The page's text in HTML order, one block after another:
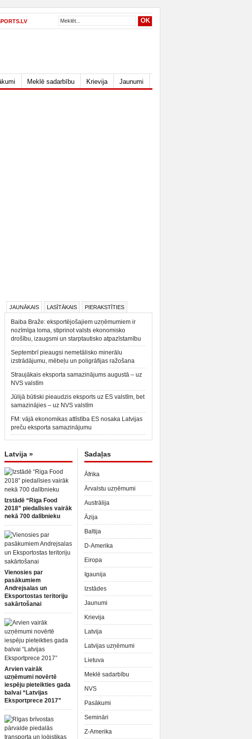
Meklē sadarbību Krievija Jaunumi
JAUNĀKAIS LASĪTĀKAIS PIERAKSTĪTIES
Baiba Braže: eksportējošajiem uzņēmumiem ir
nozīmīga loma, stiprinot valsts ekonomisko
drošību, izaugsmi un starptautisko atpazīstamību
Septembrī pieaugsi nemetālisko minerālu
izstrādājumu, mēbeļu un poligrāfijas ražošana
Straujākais eksporta samazinājums augustā – uz
NVS valstīm
Jūlijā būtiski pieaudzis eksports uz ES valstīm, bet
samazinājies – uz NVS valstīm
FM: vājā ekonomikas attīstība ES nosaka Latvijas
preču eksporta samazinājumu
Latvija »
Izstādē “Riga Food
2018” piedalīsies vairāk
nekā 700 dalībnieku
Vienosies par
pasākumiem
Andrejsalas un
Eksportostas teritoriju
sakārtošanai
Arvien vairāk
uzņēmumi novērtē
iespēju pieteikties gada
balvai “Latvijas
Eksportprece 2017”
Sadaļas
Āfrika
Ārvalstu uzņēmumi
Austrālija
Āzija
Baltija
D-Amerika
Eiropa
Igaunija
Izstādes
Jaunumi
Krievija
Latvija
Latvijas uzņēmumi
Lietuva
Meklē sadarbību
NVS
Pasākumi
Semināri
Z-Amerika